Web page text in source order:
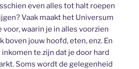
even alles tot halt roepen
Vaak maakt het Universum
waarin je in alles voorzien
boven jouw hoofd, eten, enz. En
te zijn dat je door hard
Soms wordt de gelegenheid